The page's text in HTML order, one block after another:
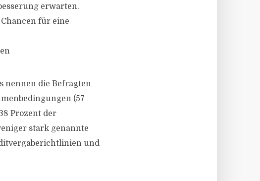
erwarten.
für eine
nennen die Befragten
(57
Prozent der
stark genannte
und